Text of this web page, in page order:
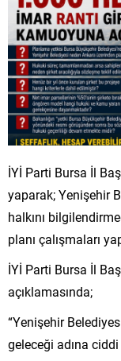
İYİ Parti Bursa İl
yaparak; Yenişehir
halkını
planı çalışmaları
İYİ Parti Bursa İl
açıklamasında;
“Yenişehir
geleceği adına